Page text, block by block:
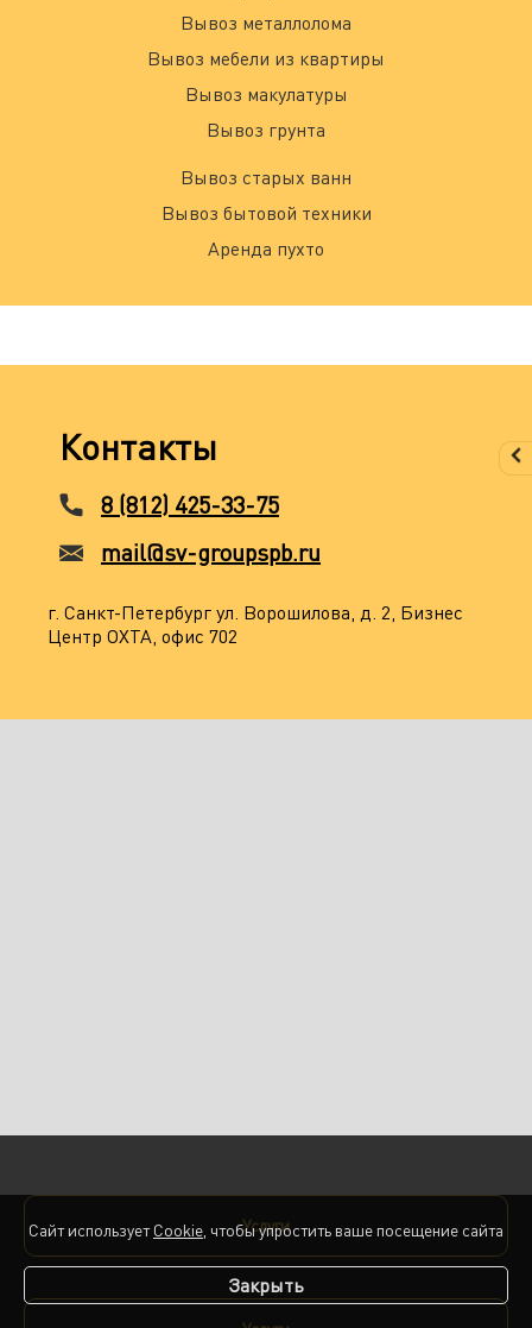
Вывоз металлолома
Вывоз мебели из квартиры
Вывоз макулатуры
Вывоз грунта
Вывоз старых ванн
Вывоз бытовой техники
Аренда пухто
Контакты
8 (812) 425-33-75
mail@sv-groupspb.ru
г. Санкт-Петербург ул. Ворошилова, д. 2, Бизнес
Центр ОХТА, офис 702
Услуги
Сайт используетCookie , чтобы упростить ваше посещение сайта
Закрыть